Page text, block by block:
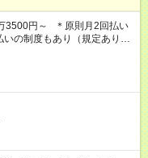
3500円～ ＊原則月2回払い
いの制度もあり（規定あり）